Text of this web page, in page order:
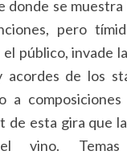
donde se
pero
público, invade
acordes de los
a
de esta gira que
vino.